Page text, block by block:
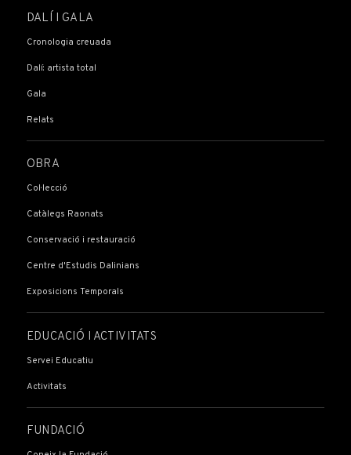
DALÍ I GALA
Cronologia creuada
Dalí: artista total
Gala
Relats
OBRA
Col·lecció
Catàlegs Raonats
Conservació i restauració
Centre d'Estudis Dalinians
Exposicions Temporals
EDUCACIÓ I ACTIVITATS
Servei Educatiu
Activitats
FUNDACIÓ